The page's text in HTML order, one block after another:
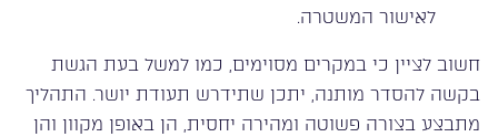
לאישור המשטרה.
חשוב לציין כי במקרים מסוימים, כמו למשל בעת הגשת
בקשה להסדר מותנה, יתכן שתידרש תעודת יושר. התהליך
מתבצע בצורה פשוטה ומהירה יחסית, הן באופן מקוון והן